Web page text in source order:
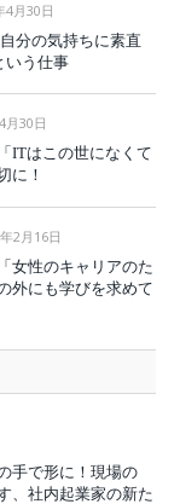
4月30日
分の気持ちに素直
いう仕事
月30日
ITはこの世になくて
に！
2月16日
女性のキャリアのた
外にも学びを求めて
手で形に！現場の
、社内起業家の新た